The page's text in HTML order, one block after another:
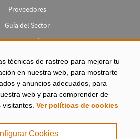
técnicas de rastreo para mejorar tu
en nuestra web, para mostrarte
y anuncios adecuados, para
web y para comprender de
Ver políticas de cookies
Cookies
Proveedores
Guía del Sector
Legislación
Empleo
Aviso legal
|